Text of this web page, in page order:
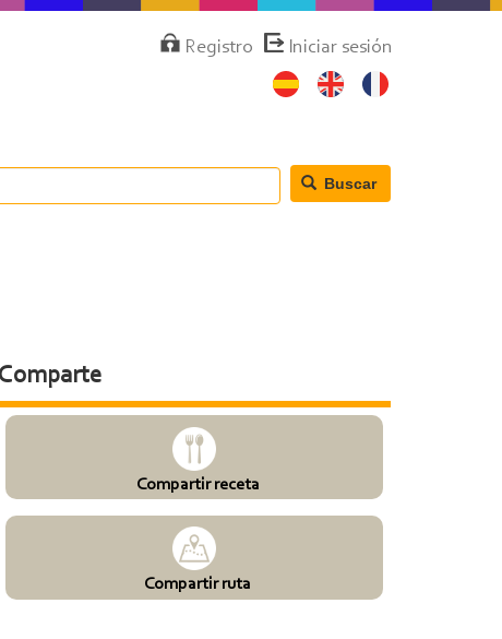
MenúRegistro Iniciar sesión
Buscar
Comparte
Compartir receta
Compartir ruta